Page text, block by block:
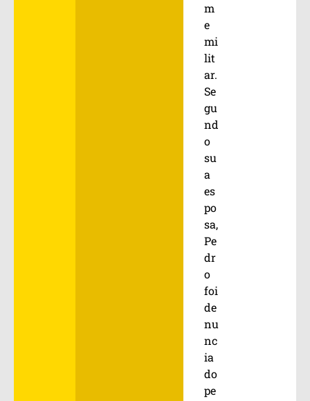
m
e
mi
lit
ar.
Se
gu
nd
o
su
a
es
po
sa,
Pe
dr
o
foi
de
nu
nc
ia
do
pe